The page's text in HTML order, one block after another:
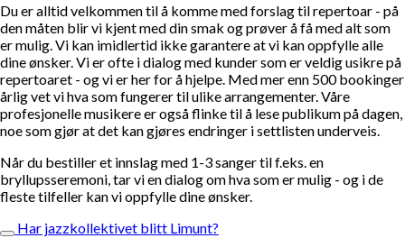
Du er alltid velkommen til å komme med forslag til repertoar - på
den måten blir vi kjent med din smak og prøver å få med alt som
er mulig. Vi kan imidlertid ikke garantere at vi kan oppfylle alle
dine ønsker. Vi er ofte i dialog med kunder som er veldig usikre på
repertoaret - og vi er her for å hjelpe. Med mer enn 500 bookinger
årlig vet vi hva som fungerer til ulike arrangementer. Våre
profesjonelle musikere er også flinke til å lese publikum på dagen,
noe som gjør at det kan gjøres endringer i settlisten underveis.
Når du bestiller et innslag med 1-3 sanger til f.eks. en
bryllupsseremoni, tar vi en dialog om hva som er mulig - og i de
fleste tilfeller kan vi oppfylle dine ønsker.
Har jazzkollektivet blitt Limunt?